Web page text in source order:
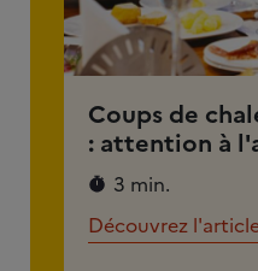
Coups de
: attention à
3 min.
Découvrez